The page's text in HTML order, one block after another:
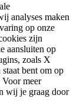
analyses maken
op onze
zijn
aansluiten op
zoals X
bent om op
Voor meer
wij je graag door